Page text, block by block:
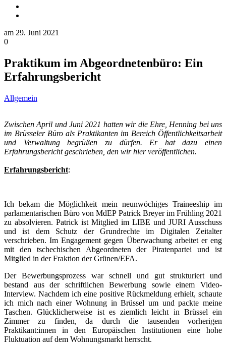
am 29. Juni 2021
0
Praktikum im Abgeordnetenbüro: Ein
Erfahrungsbericht
Allgemein
Zwischen April und Juni 2021 hatten wir die Ehre, Henning bei uns
im Brüsseler Büro als Praktikanten im Bereich Öffentlichkeitsarbeit
und Verwaltung begrüßen zu dürfen. Er hat dazu einen
Erfahrungsbericht geschrieben, den wir hier veröffentlichen.
Erfahrungsbericht:
Ich bekam die Möglichkeit mein neunwöchiges Traineeship im
parlamentarischen Büro von MdEP Patrick Breyer im Frühling 2021
zu absolvieren. Patrick ist Mitglied im LIBE und JURI Ausschuss
und ist dem Schutz der Grundrechte im Digitalen Zeitalter
verschrieben. Im Engagement gegen Überwachung arbeitet er eng
mit den tschechischen Abgeordneten der Piratenpartei und ist
Mitglied in der Fraktion der Grünen/EFA.
Der Bewerbungsprozess war schnell und gut strukturiert und
bestand aus der schriftlichen Bewerbung sowie einem Video-
Interview. Nachdem ich eine positive Rückmeldung erhielt, schaute
ich mich nach einer Wohnung in Brüssel um und packte meine
Taschen. Glücklicherweise ist es ziemlich leicht in Brüssel ein
Zimmer zu finden, da durch die tausenden vorherigen
Praktikant:innen in den Europäischen Institutionen eine hohe
Fluktuation auf dem Wohnungsmarkt herrscht.